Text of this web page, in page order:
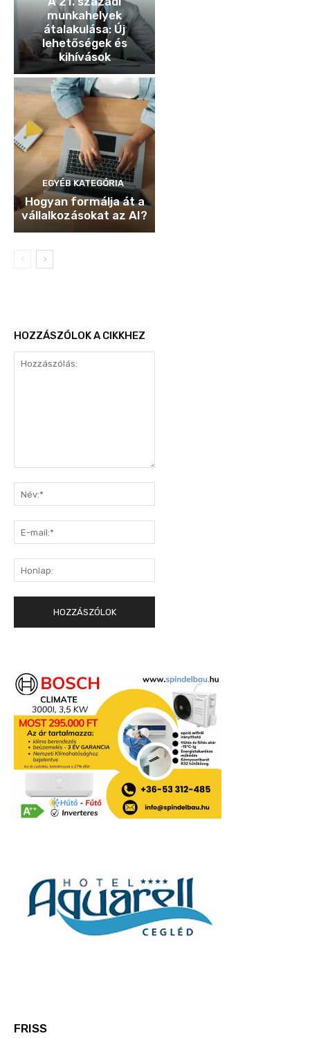
munkahelyek
átalakulása: Új
lehetőségek és
kihívások
EGYÉB KATEGÓRIA
Hogyan formálja át a
vállalkozásokat az AI?
HOZZÁSZÓLOK A CIKKHEZ
mail:*
FRISS